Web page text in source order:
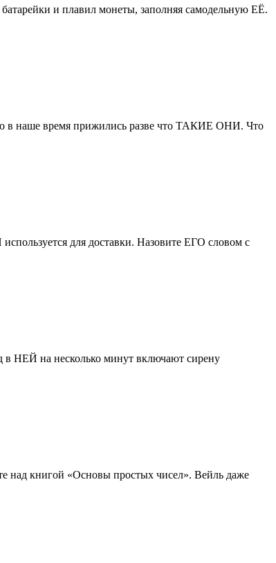
и плавил монеты, заполняя самодельную ЕЁ.
в наше время прижились разве что ТАКИЕ ОНИ. Что
для доставки. Назовите ЕГО словом с
НЕЙ на несколько минут включают сирену
над книгой «Основы простых чисел». Вейль даже